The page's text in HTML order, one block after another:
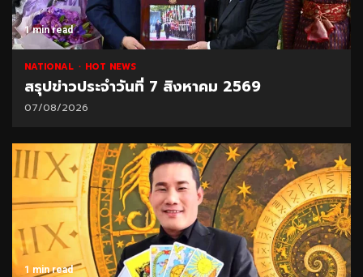
1 min read
NATIONAL HOT NEWS
สรุปข่าวประจำวันที่ 7 สิงหาคม 2569
07/08/2026
1 min read